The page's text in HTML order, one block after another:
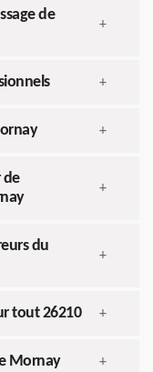
de
+
+
+
de
+
du
+
tout 26210 +
Mornay +